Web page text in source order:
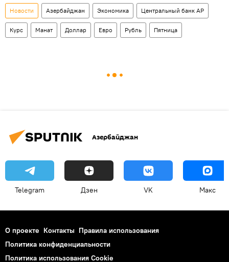
Новости Азербайджан Экономика Центральный банк АР
Курс Манат Доллар Евро Рубль Пятница
Азербайджан
Telegram Дзен VK Макс
О проекте Контакты Правила использования
Политика конфиденциальности
Политика использования Cookie